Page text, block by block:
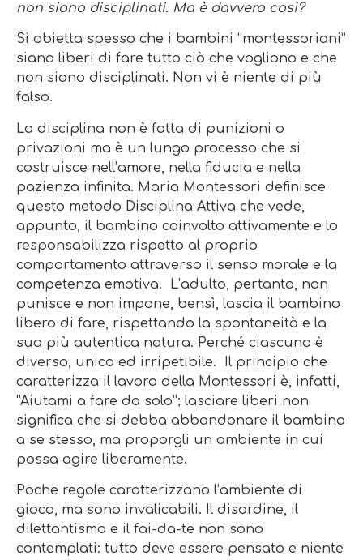
non siano disciplinati. Ma è davvero così?
Si obietta spesso che i bambini “montessoriani”
siano liberi di fare tutto ciò che vogliono e che
non siano disciplinati. Non vi è niente di più
falso.
La disciplina non è fatta di punizioni o
privazioni ma è un lungo processo che si
costruisce nell’amore, nella fiducia e nella
pazienza infinita. Maria Montessori definisce
questo metodo Disciplina Attiva che vede,
appunto, il bambino coinvolto attivamente e lo
responsabilizza rispetto al proprio
comportamento attraverso il senso morale e la
competenza emotiva. L’adulto, pertanto, non
punisce e non impone, bensì, lascia il bambino
libero di fare, rispettando la spontaneità e la
sua più autentica natura. Perché ciascuno è
diverso, unico ed irripetibile. Il principio che
caratterizza il lavoro della Montessori è, infatti,
“Aiutami a fare da solo”; lasciare liberi non
significa che si debba abbandonare il bambino
a se stesso, ma proporgli un ambiente in cui
possa agire liberamente.
Poche regole caratterizzano l’ambiente di
gioco, ma sono invalicabili. Il disordine, il
dilettantismo e il fai-da-te non sono
contemplati: tutto deve essere pensato e niente